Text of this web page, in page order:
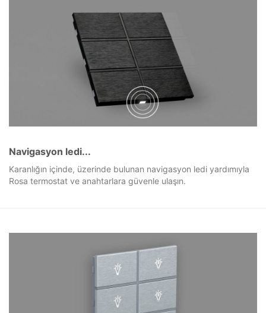
Navigasyon ledi...
Karanlığın içinde, üzerinde bulunan navigasyon ledi yardımıyla